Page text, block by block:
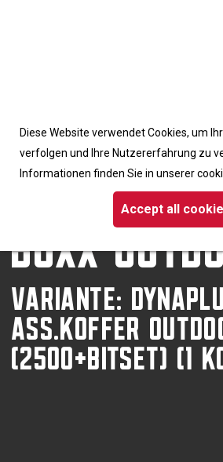
/ Dynaplus L-boxx
DYNAPLUS
BOXX
VARIANTE:
ASS.KOFFER
(2500+BITSET) (1
Diese Website verwendet Cookies, um
verfolgen und Ihre Nutzererfahrung zu
Informationen finden Sie in unserer
Accept all